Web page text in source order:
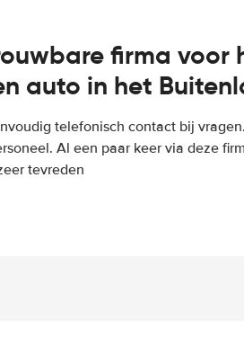
firma voor
auto in het
telefonisch contact bij
Al een paar keer via deze
tevreden